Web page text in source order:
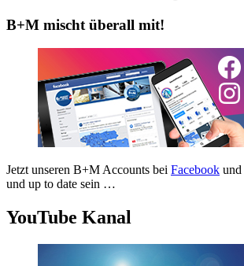
B+M mischt überall mit!
Jetzt unseren B+M Accounts bei Facebook und
und up to date sein …
YouTube Kanal